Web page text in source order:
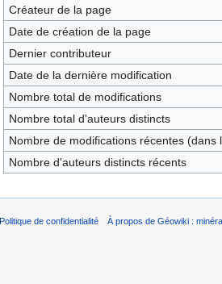
Créateur de la page
Date de création de la page
Dernier contributeur
Date de la dernière modification
Nombre total de modifications
Nombre total d'auteurs distincts
Nombre de modifications récentes (dans
Nombre d'auteurs distincts récents
Politique de confidentialité À propos de Géowiki :